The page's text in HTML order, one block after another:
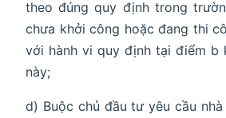
theo đúng quy định trong
chưa khởi công hoặc đang thi
với hành vi quy định tại điểm b
này;
d) Buộc chủ đầu tư yêu cầu